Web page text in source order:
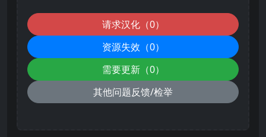
请求汉化（0）
资源失效（0）
需要更新（0）
其他问题反馈/检举